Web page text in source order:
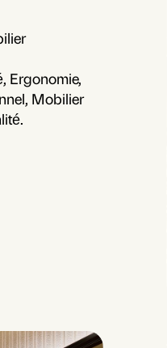
Ergonomie,
Mobilier